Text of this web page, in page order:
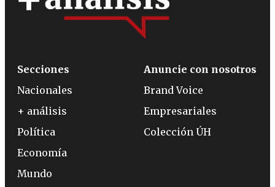
Secciones
Nacionales
+ análisis
Política
Economía
Mundo
Anuncie con nosotros
Brand Voice
Empresariales
Colección ÚH